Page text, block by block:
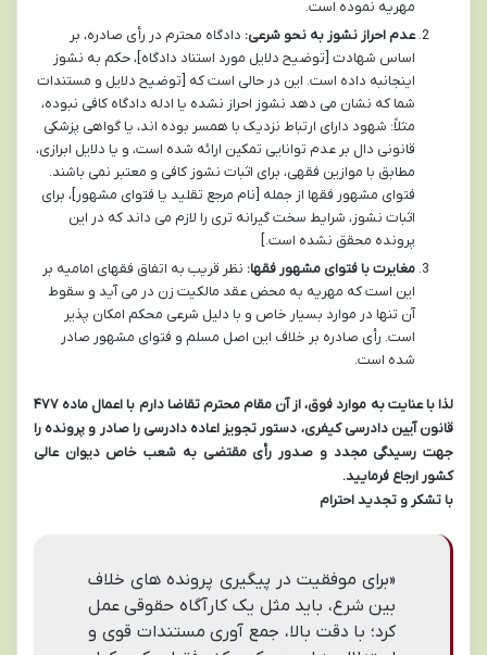
مهریه نموده است.
عدم احراز نشوز به نحو شرعی: دادگاه محترم در رأی صادره، بر
اساس شهادت [توضیح دلایل مورد استناد دادگاه]، حکم به نشوز
اینجانبه داده است. این در حالی است که [توضیح دلایل و مستندات
شما که نشان می دهد نشوز احراز نشده یا ادله دادگاه کافی نبوده،
مثلاً: شهود دارای ارتباط نزدیک با همسر بوده اند، یا گواهی پزشکی
قانونی دال بر عدم توانایی تمکین ارائه شده است، و یا دلایل ابرازی،
مطابق با موازین فقهی، برای اثبات نشوز کافی و معتبر نمی باشند.
فتوای مشهور فقها از جمله [نام مرجع تقلید یا فتوای مشهور]، برای
اثبات نشوز، شرایط سخت گیرانه تری را لازم می داند که در این
پرونده محقق نشده است.]
مغایرت با فتوای مشهور فقها: نظر قریب به اتفاق فقهای امامیه بر
این است که مهریه به محض عقد مالکیت زن در می آید و سقوط
آن تنها در موارد بسیار خاص و با دلیل شرعی محکم امکان پذیر
است. رأی صادره بر خلاف این اصل مسلم و فتوای مشهور صادر
شده است.
لذا با عنایت به موارد فوق، از آن مقام محترم تقاضا دارم با اعمال ماده ۴۷۷
قانون آیین دادرسی کیفری، دستور تجویز اعاده دادرسی را صادر و پرونده را
جهت رسیدگی مجدد و صدور رأی مقتضی به شعب خاص دیوان عالی
کشور ارجاع فرمایید.
با تشکر و تجدید احترام
«برای موفقیت در پیگیری پرونده های خلاف
بین شرع، باید مثل یک کارآگاه حقوقی عمل
کرد؛ با دقت بالا، جمع آوری مستندات قوی و